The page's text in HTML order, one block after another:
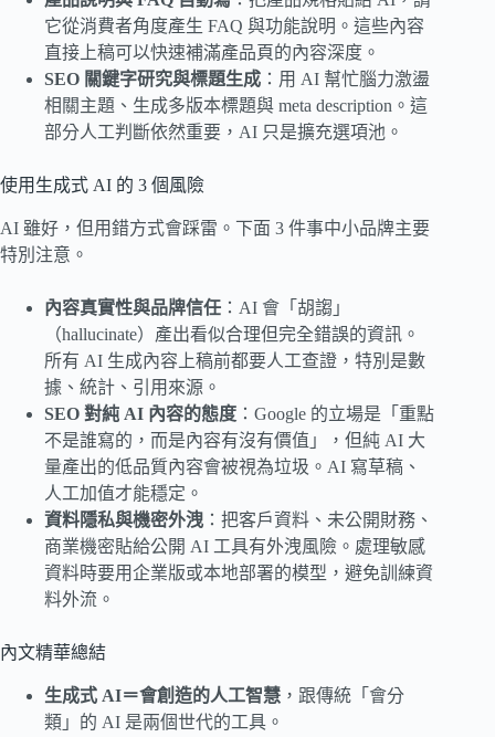
它從消費者角度產生 FAQ 與功能說明。這些內容
直接上稿可以快速補滿產品頁的內容深度。
SEO 關鍵字研究與標題生成 ：用 AI 幫忙腦力激盪
相關主題、生成多版本標題與 meta description。這
部分人工判斷依然重要，AI 只是擴充選項池。
使用生成式 AI 的 3 個風險
AI 雖好，但用錯方式會踩雷。下面 3 件事中小品牌主要
特別注意。
內容真實性與品牌信任 ：AI 會「胡謅」
（hallucinate）產出看似合理但完全錯誤的資訊。
所有 AI 生成內容上稿前都要人工查證，特別是數
據、統計、引用來源。
SEO 對純 AI 內容的態度 ：Google 的立場是「重點
不是誰寫的，而是內容有沒有價值」，但純 AI 大
量產出的低品質內容會被視為垃圾。AI 寫草稿、
人工加值才能穩定。
資料隱私與機密外洩 ：把客戶資料、未公開財務、
商業機密貼給公開 AI 工具有外洩風險。處理敏感
資料時要用企業版或本地部署的模型，避免訓練資
料外流。
內文精華總結
生成式 AI＝會創造的人工智慧 ，跟傳統「會分
類」的 AI 是兩個世代的工具。